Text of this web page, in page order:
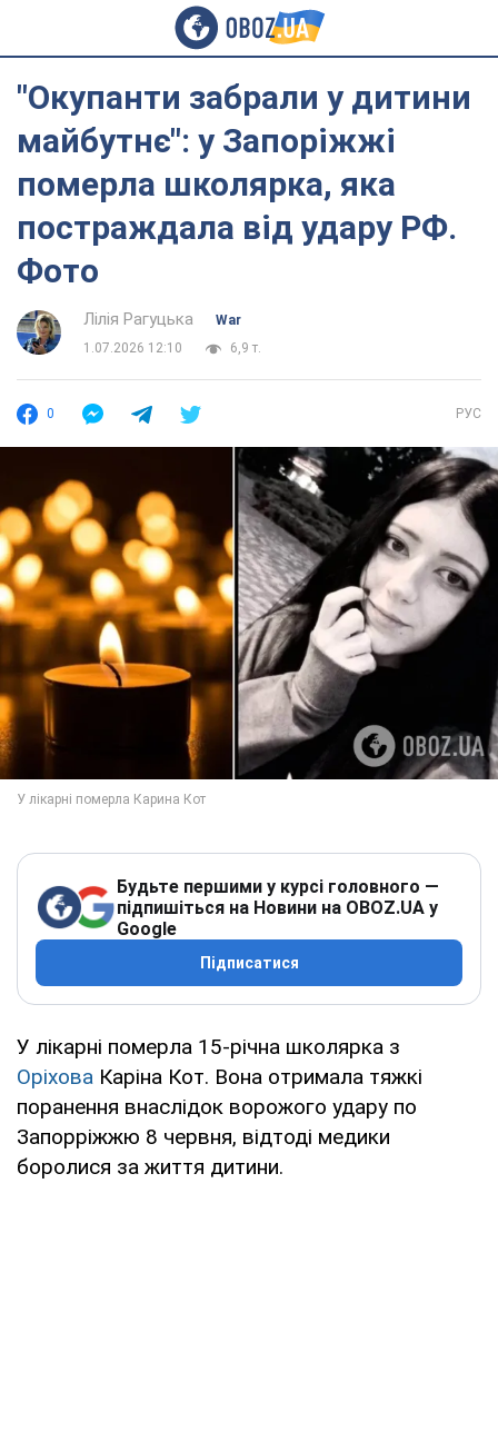
"Окупанти забрали у дитини
майбутнє": у Запоріжжі
померла школярка, яка
постраждала від удару РФ.
Фото
Лілія Рагуцька
War
1.07.2026 12:10
6,9 т.
0 РУС
Будьте першими у курсі головного —
підпишіться на Новини на OBOZ.UA у
Google
Підписатися
У лікарні померла 15-річна школярка з
Оріхова Каріна Кот. Вона отримала тяжкі
поранення внаслідок ворожого удару по
Запорріжжю 8 червня, відтоді медики
боролися за життя дитини.